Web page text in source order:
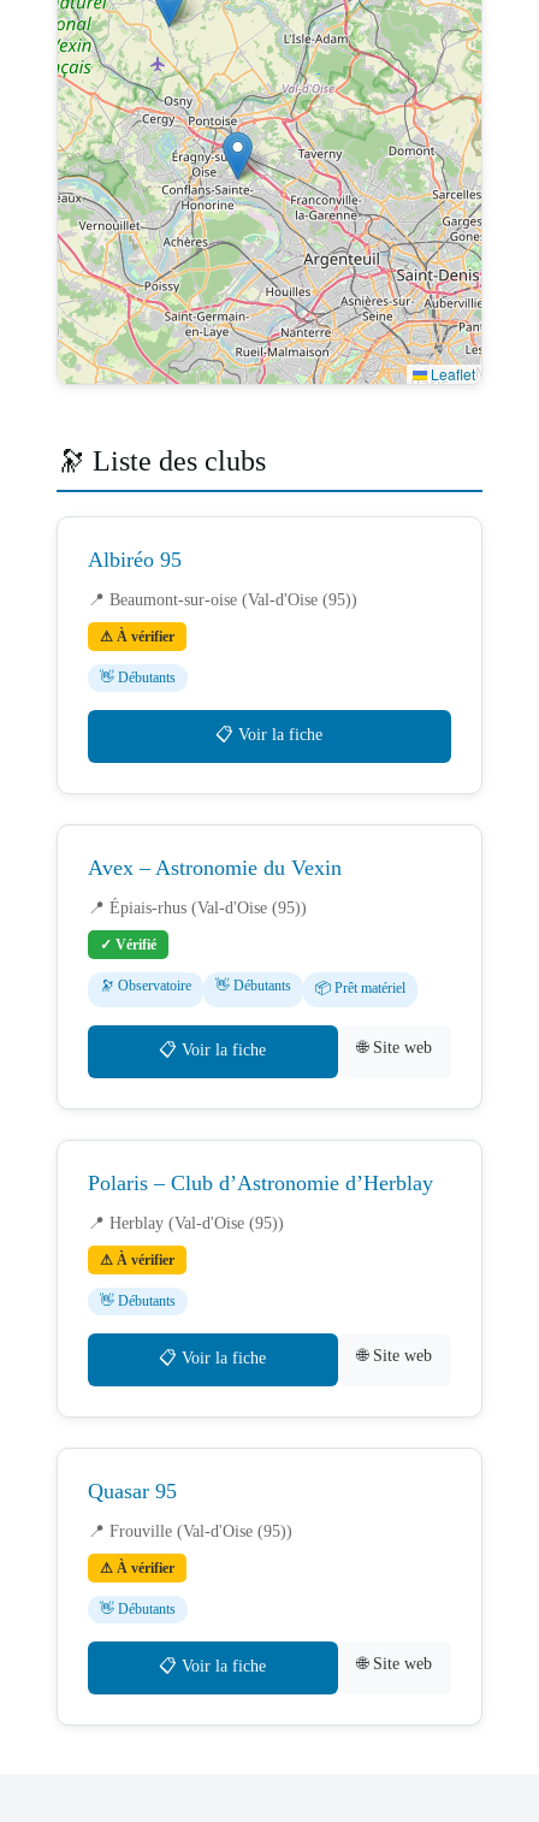
Leaflet
🔭 Liste des clubs
Albiréo 95
📍 Beaumont-sur-oise (Val-d'Oise (95))
⚠ À vérifier
👋 Débutants
📋 Voir la fiche
Avex – Astronomie du Vexin
📍 Épiais-rhus (Val-d'Oise (95))
✓ Vérifié
🔭 Observatoire 👋 Débutants 📦 Prêt matériel
📋 Voir la fiche 🌐 Site web
Polaris – Club d’Astronomie d’Herblay
📍 Herblay (Val-d'Oise (95))
⚠ À vérifier
👋 Débutants
📋 Voir la fiche 🌐 Site web
Quasar 95
📍 Frouville (Val-d'Oise (95))
⚠ À vérifier
👋 Débutants
📋 Voir la fiche 🌐 Site web